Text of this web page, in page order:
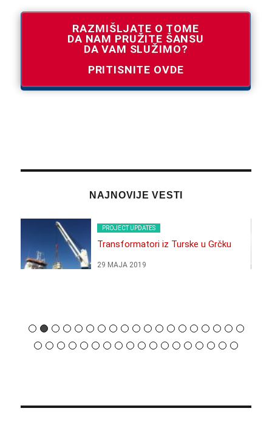
RAZMIŠLJATE O TOME
DA NAM PRUŽITE ŠANSU
DA VAM SLUŽIMO?
PRITISNITE OVDE
NAJNOVIJE VESTI
PROJECT UPDATES
Transformatori iz Turske u Grčku
29 МАЈА 2019